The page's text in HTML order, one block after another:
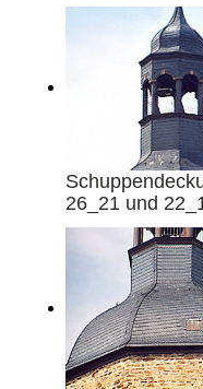
26_21 und